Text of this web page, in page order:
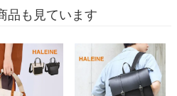
品も見ています